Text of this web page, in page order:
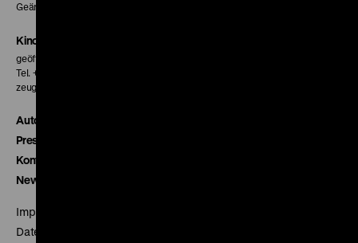
Geänderte Preise sind im Programm vermerkt.
Kinokasse
geöffnet 30 Minuten vor Beginn der ersten Vorstellung
Tel. + 49 30 20304-770
zeughauskino@dhm.de
Autor*innen
Presse
Kontakt
Newsletter
Impressum
Datenschutz